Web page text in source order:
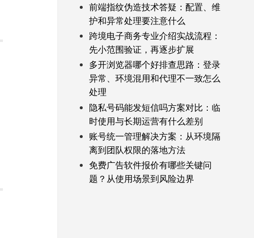
前端指纹伪造技术答疑：配置、维
护和异常处理要注意什么
跨境电子商务专业介绍实战流程：
先小范围验证，再逐步扩展
多开浏览器哪个好排查思路：登录
异常、环境混用和代理不一致怎么
处理
隐私号码能发短信吗方案对比：临
时使用与长期运营有什么差别
账号统一管理解决方案：从环境隔
离到团队权限的落地方法
免费广告软件报价有哪些关键问
题？从使用场景到风险边界